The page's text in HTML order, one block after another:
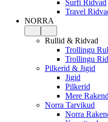
Surfi Ridvad
Travel
NORRA
Rullid & Ridvad
Trollingu
Trollingu
Pilkerid & Jigid
Jigid
Pilkerid
Mere
Norra Tarvikud
Norra